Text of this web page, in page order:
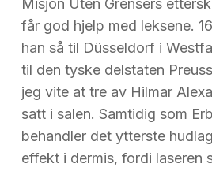
Misjon Uten Grensers
får god hjelp med leksene.
han så til Düsseldorf i
til den tyske delstaten
jeg vite at tre av Hilmar
satt i salen. Samtidig som
behandler det ytterste
effekt i dermis, fordi laseren